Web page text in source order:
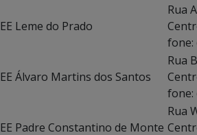
EE Leme do Prado
Rua
fone:
EE Álvaro Martins dos Santos
Rua
fone:
EE Padre Constantino de Monte
Rua